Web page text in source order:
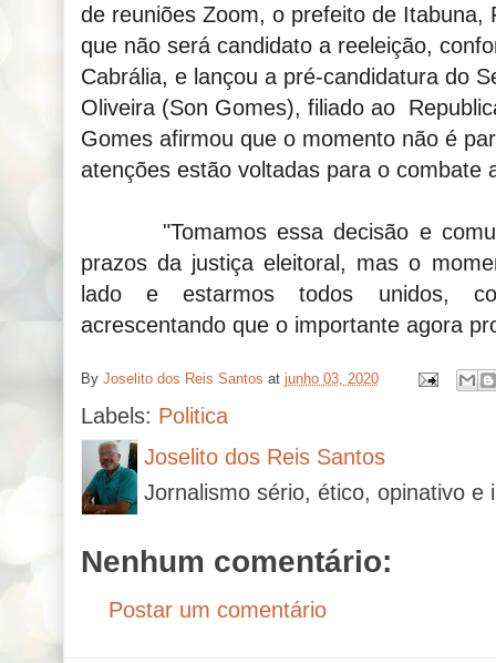
de reuniões Zoom, o prefeito de
que não será candidato a reeleição,
Cabrália, e lançou a pré-candidatura do
Oliveira (Son Gomes), filiado ao
Gomes afirmou que o momento não é
atenções estão voltadas para o combate
"Tomamos essa decisão e
prazos da justiça eleitoral, mas o
lado e estarmos todos unidos,
acrescentando que o importante agora
By Joselito dos Reis Santos at junho 03, 2020
Labels: Politica
Joselito dos Reis Santos
Jornalismo sério, ético, opinativo e
Nenhum comentário:
Postar um comentário